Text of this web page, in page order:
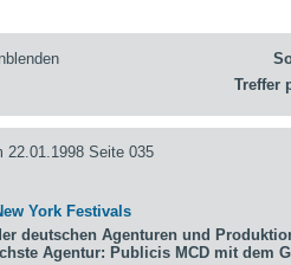
Treffer
22.01.1998 Seite 035
York Festivals
deutschen Agenturen und
Agentur: Publicis MCD mit dem